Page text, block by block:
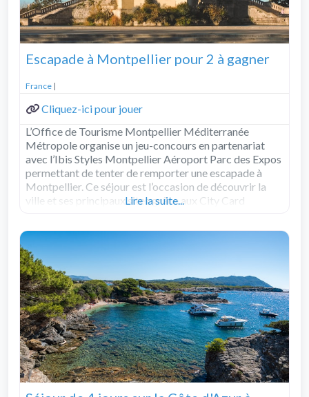
Escapade à Montpellier pour 2 à gagner
France |
Cliquez-ici pour jouer
L’Office de Tourisme Montpellier Méditerranée
Métropole organise un jeu-concours en partenariat
avec l’Ibis Styles Montpellier Aéroport Parc des Expos
permettant de tenter de remporter une escapade à
Montpellier. Ce séjour est l’occasion de découvrir la
ville et ses principaux sites grâce aux City Card
escapade de 2Read more...
Lire la suite...